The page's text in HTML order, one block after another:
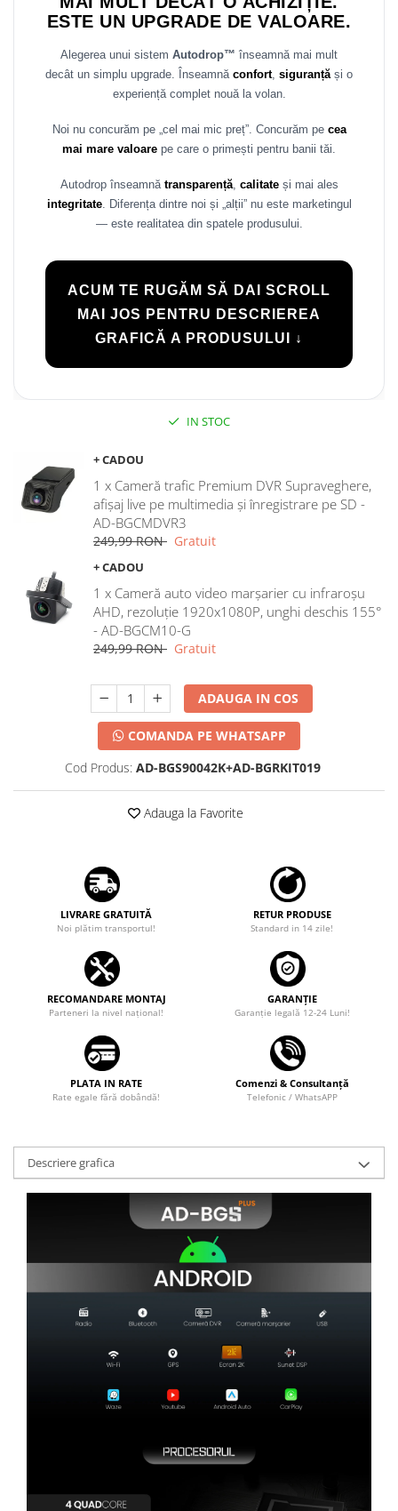
ESTE UN UPGRADE DE VALOARE.
Alegerea unui sistem Autodrop™ înseamnă mai mult
decât un simplu upgrade. Înseamnă confort, siguranțăși o
experiență complet nouă la volan.
Noi nu concurăm pe „cel mai mic preț”. Concurăm pe cea
mai mare valoare pe care o primești pentru banii tăi.
Autodrop înseamnă transparență, calitateși mai ales
integritate. Diferența dintre noi și „alții” nu este marketingul
— este realitatea din spatele produsului.
ACUM TE RUGĂM SĂ DAI SCROLL
MAI JOS PENTRU DESCRIEREA
GRAFICĂ A PRODUSULUI ↓
IN STOC
+ CADOU
1 x Cameră trafic Premium DVR Supraveghere,
afișaj live pe multimedia și înregistrare pe SD -
AD-BGCMDVR3
249,99 RON Gratuit
+ CADOU
1 x Cameră auto video marșarier cu infraroșu
AHD, rezoluție 1920x1080P, unghi deschis 155°
- AD-BGCM10-G
249,99 RON Gratuit
ADAUGA IN COS
COMANDA PE WHATSAPP
Cod Produs: AD-BGS90042K+AD-BGRKIT019
Adauga la Favorite
LIVRARE GRATUITĂ
Noi plătim transportul!
RETUR PRODUSE
Standard in 14 zile!
RECOMANDARE MONTAJ
Parteneri la nivel național!
GARANȚIE
Garanţie legală 12-24 Luni!
PLATA IN RATE
Rate egale fără dobândă!
Comenzi & Consultanță
Telefonic / WhatsAPP
Descriere grafica